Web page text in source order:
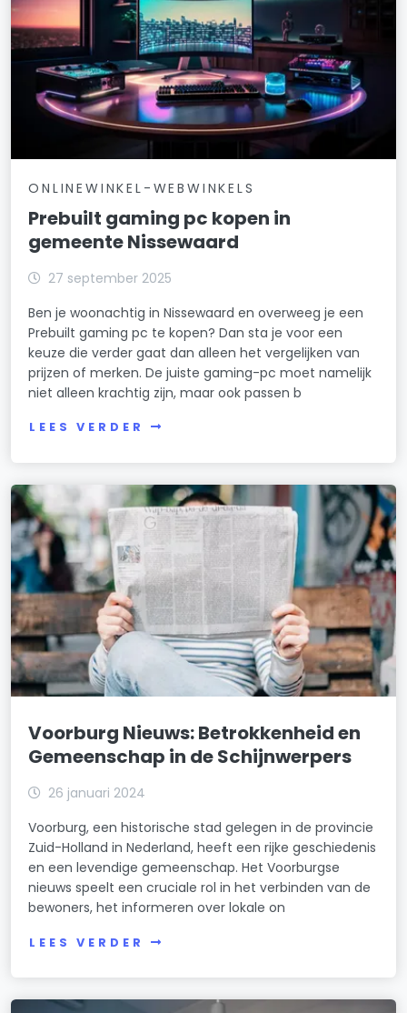
ONLINEWINKEL-WEBWINKELS
Prebuilt gaming pc kopen in
gemeente Nissewaard
27 september 2025
Ben je woonachtig in Nissewaard en overweeg je een
Prebuilt gaming pc te kopen? Dan sta je voor een
keuze die verder gaat dan alleen het vergelijken van
prijzen of merken. De juiste gaming-pc moet namelijk
niet alleen krachtig zijn, maar ook passen b
LEES VERDER
Voorburg Nieuws: Betrokkenheid en
Gemeenschap in de Schijnwerpers
26 januari 2024
Voorburg, een historische stad gelegen in de provincie
Zuid-Holland in Nederland, heeft een rijke geschiedenis
en een levendige gemeenschap. Het Voorburgse
nieuws speelt een cruciale rol in het verbinden van de
bewoners, het informeren over lokale on
LEES VERDER